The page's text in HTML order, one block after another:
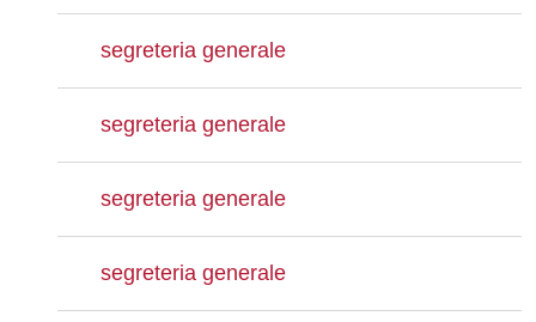
segreteria generale
segreteria generale
segreteria generale
segreteria generale